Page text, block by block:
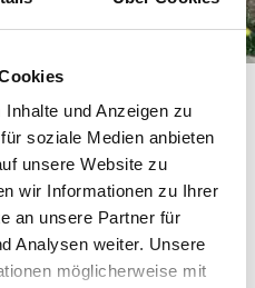
und Anzeigen zu
soziale Medien anbieten
unsere Website zu
wir Informationen zu Ihrer
an unsere Partner für
Analysen weiter. Unsere
möglicherweise mit
sich hoch hinauf in die
252 Meter lange
verläuft in 6 bis 12
den Baumwipfeln treffen
hölzerne
sind. Das